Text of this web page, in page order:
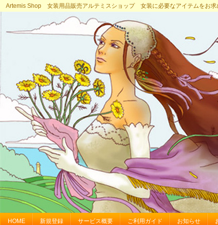
Artemis Shop 女装用品販売アルテミスショップ 女装に必要なアイテムをお求
HOME 新規登録 サービス概要 ご利用ガイド お知らせ